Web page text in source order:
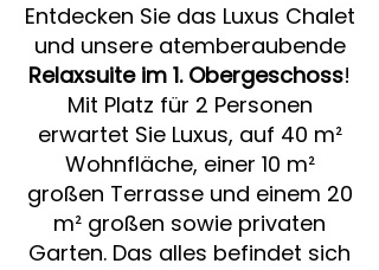
Entdecken Sie das Luxus Chalet
und unsere atemberaubende
Relaxsuite im 1. Obergeschoss!
Mit Platz für 2 Personen
erwartet Sie Luxus, auf 40 m²
Wohnfläche, einer 10 m²
großen Terrasse und einem 20
m² großen sowie privaten
Garten. Das alles befindet sich